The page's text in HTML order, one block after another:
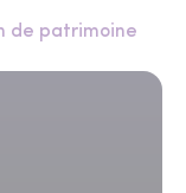
de patrimoine